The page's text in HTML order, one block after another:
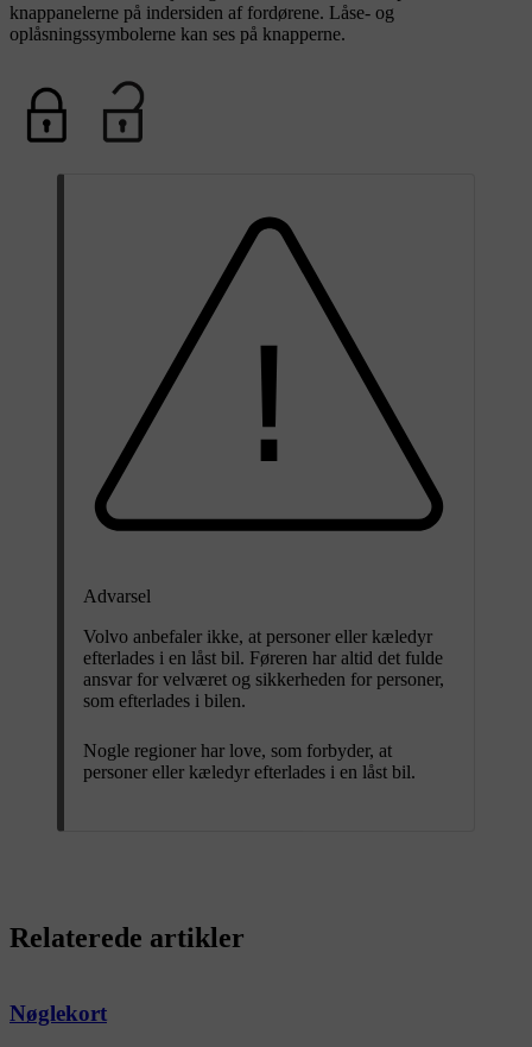
knappanelerne på indersiden af fordørene. Låse- og
oplåsningssymbolerne kan ses på knapperne.
Advarsel
Volvo anbefaler ikke, at personer eller kæledyr
efterlades i en låst bil. Føreren har altid det fulde
ansvar for velværet og sikkerheden for personer,
som efterlades i bilen.
Nogle regioner har love, som forbyder, at
personer eller kæledyr efterlades i en låst bil.
Relaterede artikler
Nøglekort